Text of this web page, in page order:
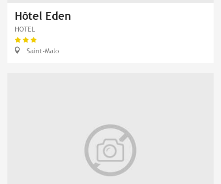
Hôtel Eden
HOTEL
Saint-Malo